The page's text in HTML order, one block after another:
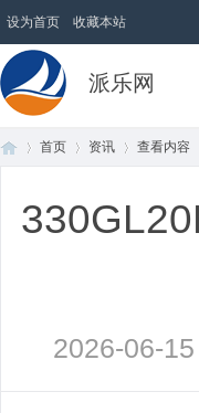
设为首页 收藏本站
派乐网
首页 资讯 查看内容
2026-06-15